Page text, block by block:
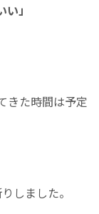
」
きた時間は予定
しました。